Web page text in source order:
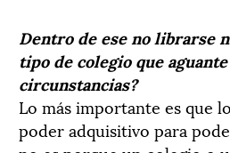
Dentro de ese no librarse
tipo de colegio que
circunstancias?
Lo más importante es que
poder adquisitivo para